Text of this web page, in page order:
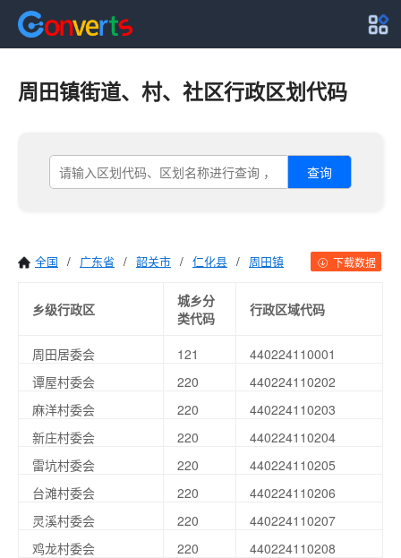
周田镇街道、村、社区行政区划代码
查询
全国 / 广东省 / 韶关市 / 仁化县 / 周田镇 下载数据
乡级行政区
城乡分
类代码
行政区域代码
周田居委会 121
440224110001
谭屋村委会
220
440224110202
麻洋村委会
220
440224110203
新庄村委会
220
440224110204
雷坑村委会
220
440224110205
台滩村委会
220
440224110206
灵溪村委会
220
440224110207
鸡龙村委会
220
440224110208